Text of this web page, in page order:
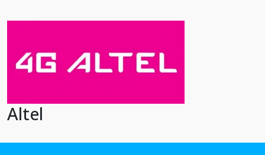
Altel